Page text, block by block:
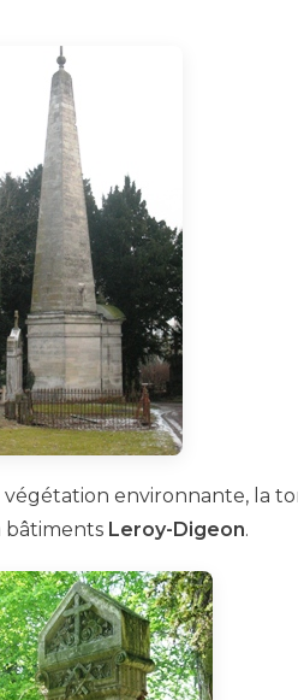
végétation environnante, la
bâtiments Leroy-Digeon.